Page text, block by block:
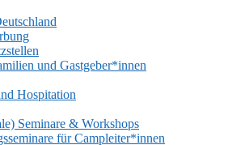
und Gastgeber*innen
Hospitation
Seminare & Workshops
für Campleiter*innen